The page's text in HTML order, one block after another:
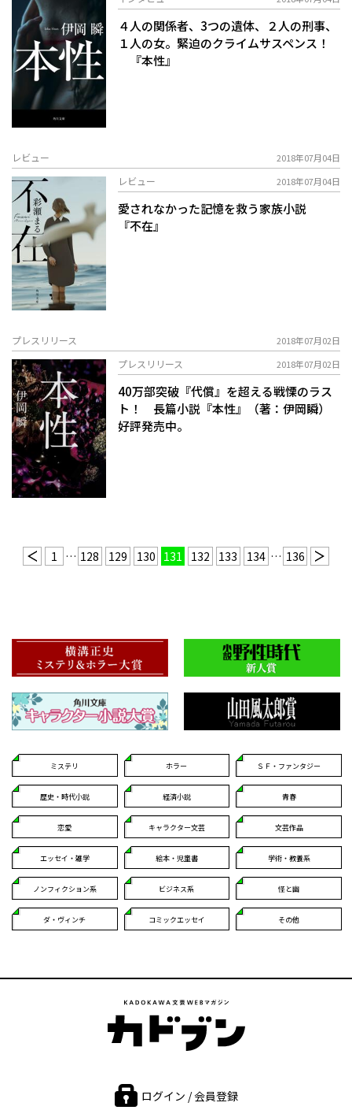
４人の関係者、3つの遺体、２人の刑事、
１人の女。緊迫のクライムサスペンス！
『本性』
レビュー 2018年07月04日
レビュー 2018年07月04日
愛されなかった記憶を救う家族小説
『不在』
プレスリリース 2018年07月02日
プレスリリース 2018年07月02日
40万部突破『代償』を超える戦慄のラス
ト！ 長篇小説『本性』（著：伊岡瞬）
好評発売中。
1 … 128 129 130 131 132 133 134 … 136
ミステリ ホラー ＳＦ・ファンタジー
歴史・時代小説 経済小説 青春
恋愛 キャラクター文芸 文芸作品
エッセイ・雑学 絵本・児童書 学術・教養系
ノンフィクション系 ビジネス系 怪と幽
ダ・ヴィンチ コミックエッセイ その他
ログイン / 会員登録